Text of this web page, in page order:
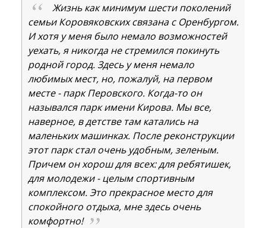
Жизнь как минимум шести поколений
семьи Коровяковских связана с Оренбургом.
И хотя у меня было немало возможностей
уехать, я никогда не стремился покинуть
родной город. Здесь у меня немало
любимых мест, но, пожалуй, на первом
месте - парк Перовского. Когда-то он
назывался парк имени Кирова. Мы все,
наверное, в детстве там катались на
маленьких машинках. После реконструкции
этот парк стал очень удобным, зеленым.
Причем он хорош для всех: для ребятишек,
для молодежи - целым спортивным
комплексом. Это прекрасное место для
спокойного отдыха, мне здесь очень
комфортно!